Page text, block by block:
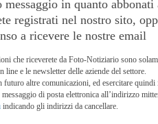
messaggio in quanto
registrati nel nostro sito,
a ricevere le nostre email
che riceverete da Foto-Notiziario sono
e le newsletter delle aziende del settore.
futuro altre comunicazioni, ed esercitare
di posta elettronica all’indirizzo
indicando gli indirizzi da cancellare.